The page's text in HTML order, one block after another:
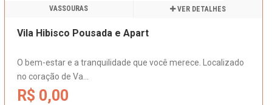
VASSOURAS VER DETALHES
Vila Hibisco Pousada e Apart
O bem-estar e a tranquilidade que você merece. Localizado
no coração de Va...
R$ 0,00